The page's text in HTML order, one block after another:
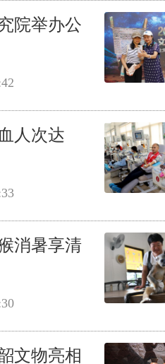
院举办公
人次达
消暑享清
文物亮相